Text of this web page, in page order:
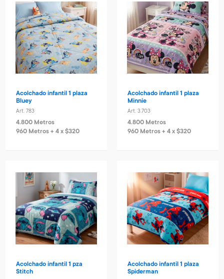
Acolchado infantil 1 plaza
Bluey
Art. 783
4.800 Metros
960 Metros + 4 x $320
Acolchado infantil 1 plaza
Minnie
Art. 3.703
4.800 Metros
960 Metros + 4 x $320
Acolchado infantil 1 pza
Stitch
Acolchado infantil 1 plaza
Spiderman